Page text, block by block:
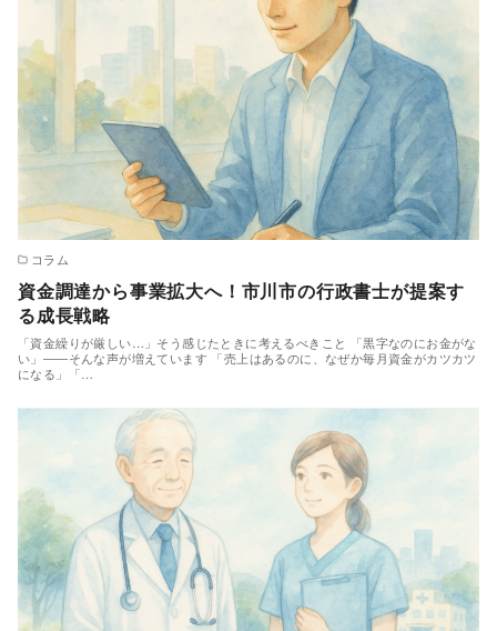
コラム
資金調達から事業拡大へ！市川市の行政書士が提案す
る成長戦略
「資金繰りが厳しい…」そう感じたときに考えるべきこと 「黒字なのにお金がな
い」――そんな声が増えています 「売上はあるのに、なぜか毎月資金がカツカツ
になる」「…